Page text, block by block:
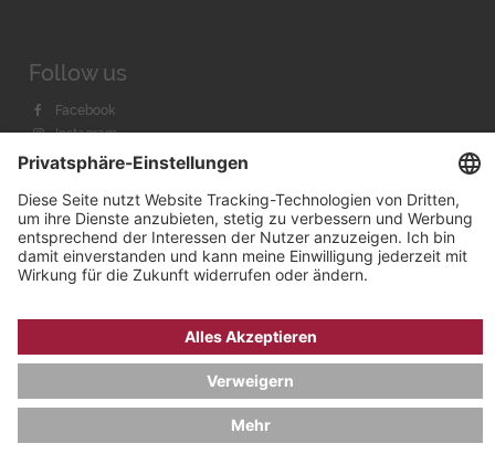
Follow us
Facebook
Instagram
Youtube
© 2026 byBachmann & Scher GmbH / Watchandco GmbH
IMPRESSUM
COOKIE-EINSTELLUNGEN